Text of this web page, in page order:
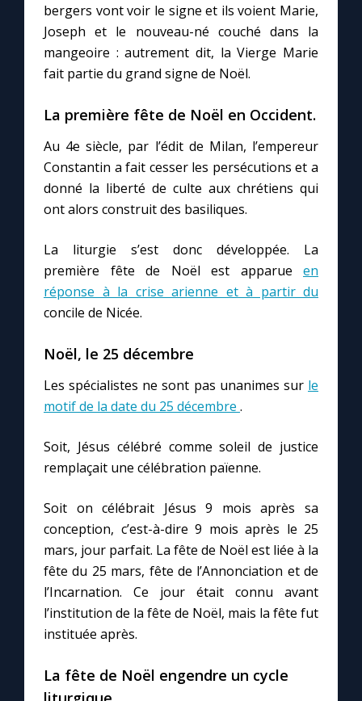
Marie qui défait les nœuds
Me consacrer à Jésus par Marie
Mes intentions de prière
Une Minute avec Marie
Une neuvaine
À la une
1000 Raisons de Croire
Chapelet pour le monde
Contact
bergers vont voir le signe et ils voient Marie,
Joseph et le nouveau-né couché dans la
mangeoire : autrement dit, la Vierge Marie
fait partie du grand signe de Noël.
La première fête de Noël en Occident.
Au 4e siècle, par l’édit de Milan, l’empereur
Constantin a fait cesser les persécutions et a
donné la liberté de culte aux chrétiens qui
ont alors construit des basiliques.
La liturgie s’est donc développée. La
première fête de Noël est apparue en
réponse à la crise arienne et à partir du
concile de Nicée.
Noël, le 25 décembre
Les spécialistes ne sont pas unanimes sur le
motif de la date du 25 décembre .
Soit, Jésus célébré comme soleil de justice
remplaçait une célébration païenne.
Soit on célébrait Jésus 9 mois après sa
conception, c’est-à-dire 9 mois après le 25
mars, jour parfait. La fête de Noël est liée à la
fête du 25 mars, fête de l’Annonciation et de
l’Incarnation. Ce jour était connu avant
l’institution de la fête de Noël, mais la fête fut
instituée après.
La fête de Noël engendre un cycle